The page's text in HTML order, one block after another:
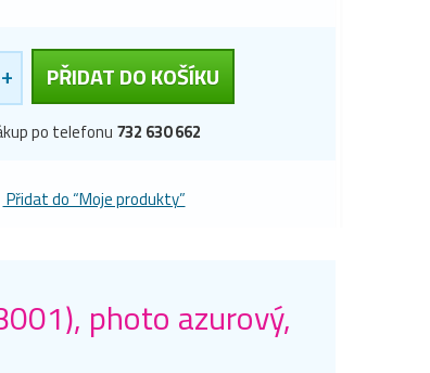
+ PŘIDAT DO KOŠÍKU
po telefonu 732 630 662
Přidat do “Moje produkty”
photo azurový,